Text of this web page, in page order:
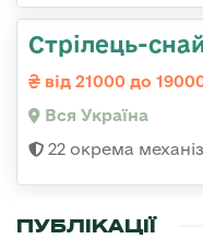
Стрілець-
від 21000 до
Вся Україна
22 окрема
ПУБЛІКАЦІЇ